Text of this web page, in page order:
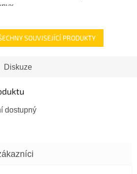
-...
SOUVISEJÍCÍ PRODUKTY
Diskuze
dostupný